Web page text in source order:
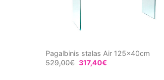
Pagalbinis stalas Air 125x40cm
529,00€ 317,40€